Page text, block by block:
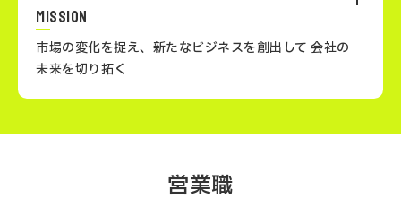
Step
01
基礎技術を習得し、
簡単な開発・テストから
プログラマー
らの専門性を活かし、新しい価値を創出することで、社
会の発展に貢献します。
MISSION
市場の変化を捉え、新たなビジネスを創出して 会社の
未来を切り拓く
た知識を活かしながら、会社の成長を牽引するビジネス
営業職